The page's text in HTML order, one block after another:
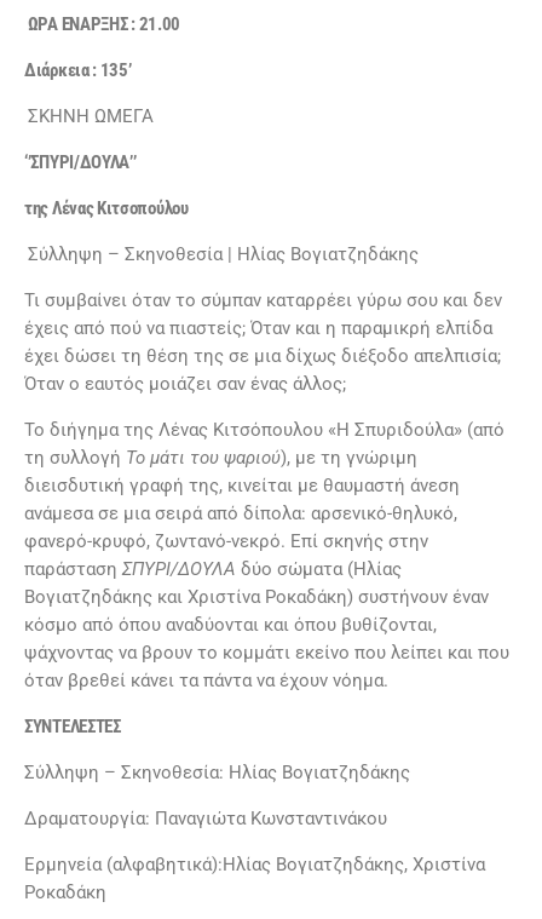
ΩΡΑ ΕΝΑΡΞΗΣ : 21.00
Διάρκεια : 135’
ΣΚΗΝΗ ΩΜΕΓΑ
‘’ΣΠΥΡΙ/ΔΟΥΛΑ’’
της Λένας Κιτσοπούλου
Σύλληψη – Σκηνοθεσία | Ηλίας Βογιατζηδάκης
Τι συμβαίνει όταν το σύμπαν καταρρέει γύρω σου και δεν
έχεις από πού να πιαστείς; Όταν και η παραμικρή ελπίδα
έχει δώσει τη θέση της σε μια δίχως διέξοδο απελπισία;
Όταν ο εαυτός μοιάζει σαν ένας άλλος;
Το διήγημα της Λένας Κιτσόπουλου «Η Σπυριδούλα» (από
τη συλλογή Το μάτι του ψαριού), με τη γνώριμη
διεισδυτική γραφή της, κινείται με θαυμαστή άνεση
ανάμεσα σε μια σειρά από δίπολα: αρσενικό-θηλυκό,
φανερό-κρυφό, ζωντανό-νεκρό. Επί σκηνής στην
παράστασηΣΠΥΡΙ/ΔΟΥΛΑ δύο σώματα (Ηλίας
Βογιατζηδάκης και Χριστίνα Ροκαδάκη) συστήνουν έναν
κόσμο από όπου αναδύονται και όπου βυθίζονται,
ψάχνοντας να βρουν το κομμάτι εκείνο που λείπει και που
όταν βρεθεί κάνει τα πάντα να έχουν νόημα.
ΣΥΝΤΕΛΕΣΤΕΣ
Σύλληψη – Σκηνοθεσία: Ηλίας Βογιατζηδάκης
Δραματουργία: Παναγιώτα Κωνσταντινάκου
Ερμηνεία (αλφαβητικά):Ηλίας Βογιατζηδάκης, Χριστίνα
Ροκαδάκη